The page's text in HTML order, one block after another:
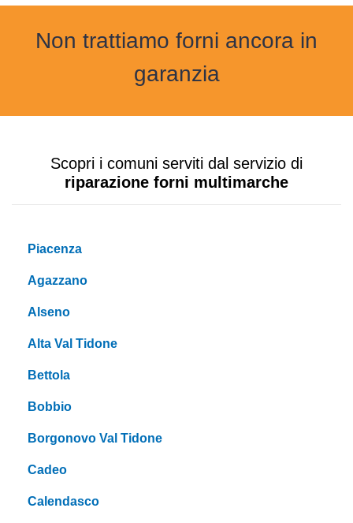
Non trattiamo forni ancora in
garanzia
Scopri i comuni serviti dal servizio di
riparazione forni multimarche
Piacenza
Agazzano
Alseno
Alta Val Tidone
Bettola
Bobbio
Borgonovo Val Tidone
Cadeo
Calendasco